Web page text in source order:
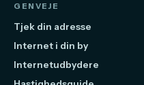
GENVEJE
Tjek din adresse
Internet i din by
Internetudbydere